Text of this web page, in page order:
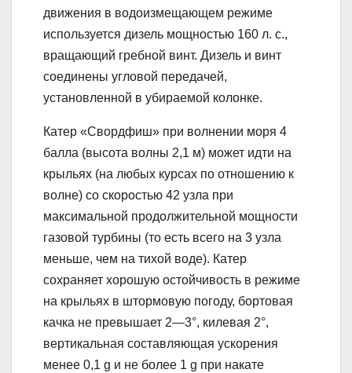
движения в водоизмещающем режиме
используется дизель мощностью 160 л. с.,
вращающий гребной винт. Дизель и винт
соединены угловой передачей,
установленной в убираемой колонке.
Катер «Свордфиш» при волнении моря 4
балла (высота волны 2,1 м) может идти на
крыльях (на любых курсах по отношению к
волне) со скоростью 42 узла при
максимальной продолжительной мощности
газовой турбины (то есть всего на 3 узла
меньше, чем на тихой воде). Катер
сохраняет хорошую остойчивость в режиме
на крыльях в штормовую погоду, бортовая
качка не превышает 2—3°, килевая 2°,
вертикальная составляющая ускорения
менее 0,1 g и не более 1 g при накате